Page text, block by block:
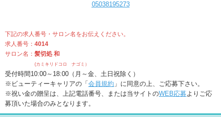
05038195273
下記の求人番号・サロン名をお伝えください。
求人番号： 4014
サロン名： 髪切処 和
(カミキリドコロ ナゴミ）
受付時間10:00～18:00（月～金、土日祝除く）
※ビューティーキャリアの「 会員規約 」に同意の上、ご応募下さい。
※祝い金の贈呈は、上記電話番号、または当サイトのWEB応募よりご応
募頂いた場合のみとなります。